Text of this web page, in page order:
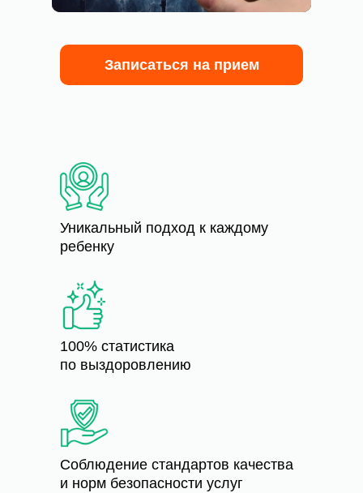
Записаться на прием
Уникальный подход к каждому
ребенку
100% статистика
по выздоровлению
Соблюдение стандартов качества
и норм безопасности услуг